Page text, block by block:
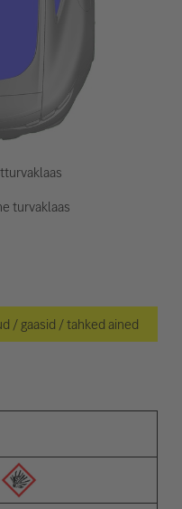
turvaklaas
/ gaasid / tahked ained